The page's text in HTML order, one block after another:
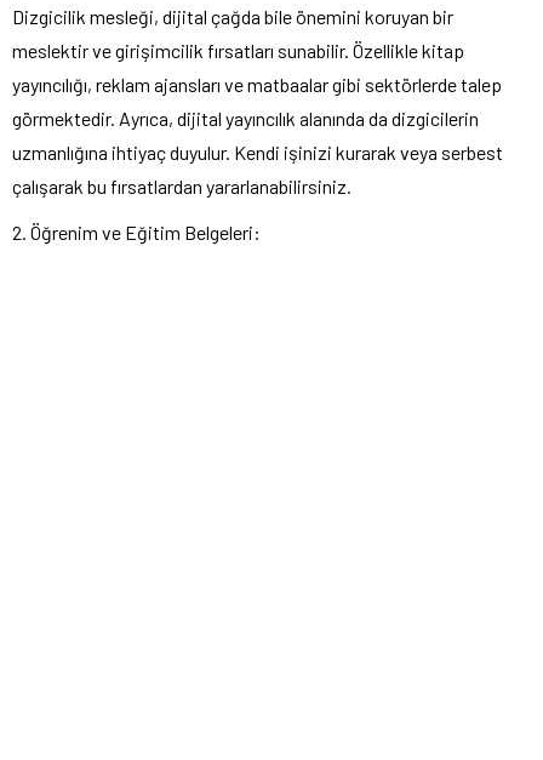
Dizgicilik mesleği, dijital çağda bile önemini koruyan bir
meslektir ve girişimcilik fırsatları sunabilir. Özellikle kitap
yayıncılığı, reklam ajansları ve matbaalar gibi sektörlerde talep
görmektedir. Ayrıca, dijital yayıncılık alanında da dizgicilerin
uzmanlığına ihtiyaç duyulur. Kendi işinizi kurarak veya serbest
çalışarak bu fırsatlardan yararlanabilirsiniz.
2. Öğrenim ve Eğitim Belgeleri: